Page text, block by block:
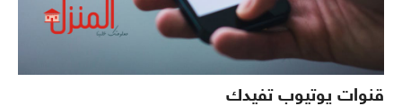
قنوات يوتيوب تفيدك